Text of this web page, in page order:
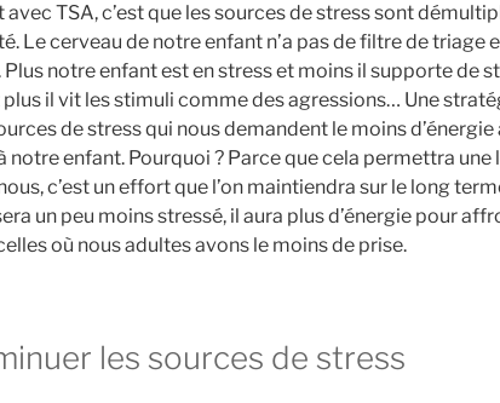
avec TSA, c’est que les sources de stress sont
Le cerveau de notre enfant n’a pas de filtre de triage
notre enfant est en stress et moins il supporte de
plus il vit les stimuli comme des agressions… Une
de stress qui nous demandent le moins
notre enfant. Pourquoi ? Parce que cela permettra
c’est un effort que l’on maintiendra sur le long
un peu moins stressé, il aura plus d’énergie pour
où nous adultes avons le moins de prise.
les sources de stress